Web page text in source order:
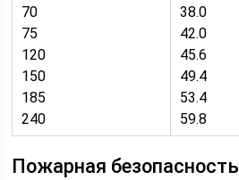
70
75
120
150
185
240
38.0
42.0
45.6
49.4
53.4
59.8
Пожарная безопасность